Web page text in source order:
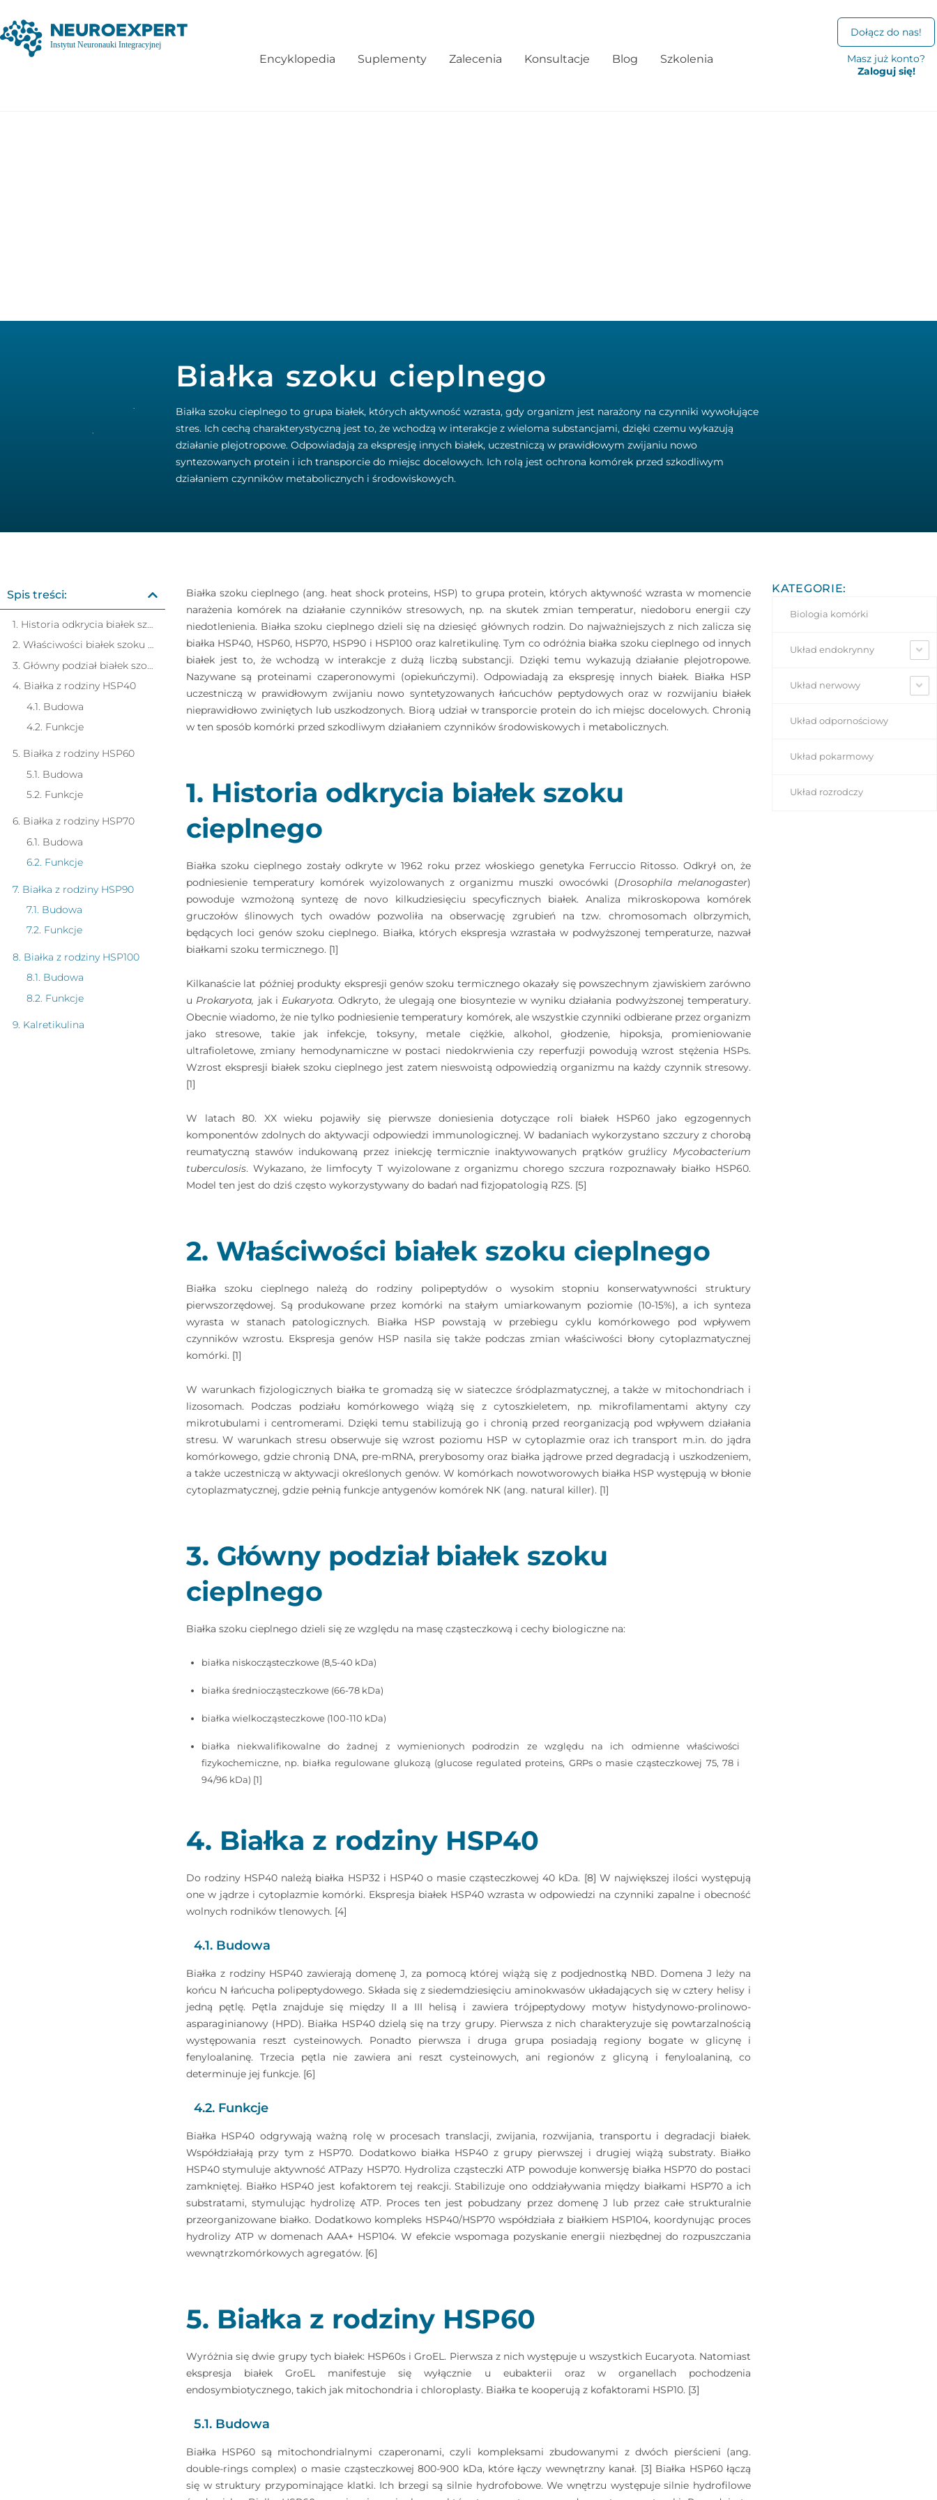
Encyklopedia Suplementy Zalecenia Konsultacje Blog Szkolenia
Dołącz do nas!
Masz już konto?
Zaloguj się!
Białka szoku cieplnego
Białka szoku cieplnego to grupa białek, których aktywność wzrasta, gdy organizm jest narażony na czynniki wywołujące
stres. Ich cechą charakterystyczną jest to, że wchodzą w interakcje z wieloma substancjami, dzięki czemu wykazują
działanie plejotropowe. Odpowiadają za ekspresję innych białek, uczestniczą w prawidłowym zwijaniu nowo
syntezowanych protein i ich transporcie do miejsc docelowych. Ich rolą jest ochrona komórek przed szkodliwym
działaniem czynników metabolicznych i środowiskowych.
Spis treści:
1. Historia odkrycia białek szoku cieplnego
2. Właściwości białek szoku cieplnego
3. Główny podział białek szoku cieplnego
4. Białka z rodziny HSP40
4.1. Budowa
4.2. Funkcje
5. Białka z rodziny HSP60
5.1. Budowa
5.2. Funkcje
6. Białka z rodziny HSP70
6.1. Budowa
6.2. Funkcje
7. Białka z rodziny HSP90
7.1. Budowa
7.2. Funkcje
8. Białka z rodziny HSP100
8.1. Budowa
8.2. Funkcje
9. Kalretikulina
Białka szoku cieplnego (ang. heat shock proteins, HSP) to grupa protein, których aktywność wzrasta w momencie
narażenia komórek na działanie czynników stresowych, np. na skutek zmian temperatur, niedoboru energii czy
niedotlenienia. Białka szoku cieplnego dzieli się na dziesięć głównych rodzin. Do najważniejszych z nich zalicza się
białka HSP40, HSP60, HSP70, HSP90 i HSP100 oraz kalretikulinę. Tym co odróżnia białka szoku cieplnego od innych
białek jest to, że wchodzą w interakcje z dużą liczbą substancji. Dzięki temu wykazują działanie plejotropowe.
Nazywane są proteinami czaperonowymi (opiekuńczymi). Odpowiadają za ekspresję innych białek. Białka HSP
uczestniczą w prawidłowym zwijaniu nowo syntetyzowanych łańcuchów peptydowych oraz w rozwijaniu białek
nieprawidłowo zwiniętych lub uszkodzonych. Biorą udział w transporcie protein do ich miejsc docelowych. Chronią
w ten sposób komórki przed szkodliwym działaniem czynników środowiskowych i metabolicznych.
1. Historia odkrycia białek szoku
cieplnego
Białka szoku cieplnego zostały odkryte w 1962 roku przez włoskiego genetyka Ferruccio Ritosso. Odkrył on, że
podniesienie temperatury komórek wyizolowanych z organizmu muszki owocówki (Drosophila melanogaster)
powoduje wzmożoną syntezę de novo kilkudziesięciu specyficznych białek. Analiza mikroskopowa komórek
gruczołów ślinowych tych owadów pozwoliła na obserwację zgrubień na tzw. chromosomach olbrzymich,
będących loci genów szoku cieplnego. Białka, których ekspresja wzrastała w podwyższonej temperaturze, nazwał
białkami szoku termicznego. [1]
Kilkanaście lat później produkty ekspresji genów szoku termicznego okazały się powszechnym zjawiskiem zarówno
u Prokaryota, jak i Eukaryota. Odkryto, że ulegają one biosyntezie w wyniku działania podwyższonej temperatury.
Obecnie wiadomo, że nie tylko podniesienie temperatury komórek, ale wszystkie czynniki odbierane przez organizm
jako stresowe, takie jak infekcje, toksyny, metale ciężkie, alkohol, głodzenie, hipoksja, promieniowanie
ultrafioletowe, zmiany hemodynamiczne w postaci niedokrwienia czy reperfuzji powodują wzrost stężenia HSPs.
Wzrost ekspresji białek szoku cieplnego jest zatem nieswoistą odpowiedzią organizmu na każdy czynnik stresowy.
[1]
W latach 80. XX wieku pojawiły się pierwsze doniesienia dotyczące roli białek HSP60 jako egzogennych
komponentów zdolnych do aktywacji odpowiedzi immunologicznej. W badaniach wykorzystano szczury z chorobą
reumatyczną stawów indukowaną przez iniekcję termicznie inaktywowanych prątków gruźlicy Mycobacterium
tuberculosis. Wykazano, że limfocyty T wyizolowane z organizmu chorego szczura rozpoznawały białko HSP60.
Model ten jest do dziś często wykorzystywany do badań nad fizjopatologią RZS. [5]
2. Właściwości białek szoku cieplnego
Białka szoku cieplnego należą do rodziny polipeptydów o wysokim stopniu konserwatywności struktury
pierwszorzędowej. Są produkowane przez komórki na stałym umiarkowanym poziomie (10-15%), a ich synteza
wyrasta w stanach patologicznych. Białka HSP powstają w przebiegu cyklu komórkowego pod wpływem
czynników wzrostu. Ekspresja genów HSP nasila się także podczas zmian właściwości błony cytoplazmatycznej
komórki. [1]
W warunkach fizjologicznych białka te gromadzą się w siateczce śródplazmatycznej, a także w mitochondriach i
lizosomach. Podczas podziału komórkowego wiążą się z cytoszkieletem, np. mikrofilamentami aktyny czy
mikrotubulami i centromerami. Dzięki temu stabilizują go i chronią przed reorganizacją pod wpływem działania
stresu. W warunkach stresu obserwuje się wzrost poziomu HSP w cytoplazmie oraz ich transport m.in. do jądra
komórkowego, gdzie chronią DNA, pre-mRNA, prerybosomy oraz białka jądrowe przed degradacją i uszkodzeniem,
a także uczestniczą w aktywacji określonych genów. W komórkach nowotworowych białka HSP występują w błonie
cytoplazmatycznej, gdzie pełnią funkcje antygenów komórek NK (ang. natural killer). [1]
3. Główny podział białek szoku
cieplnego
Białka szoku cieplnego dzieli się ze względu na masę cząsteczkową i cechy biologiczne na:
białka niskocząsteczkowe (8,5-40 kDa)
białka średniocząsteczkowe (66-78 kDa)
białka wielkocząsteczkowe (100-110 kDa)
białka niekwalifikowalne do żadnej z wymienionych podrodzin ze względu na ich odmienne właściwości
fizykochemiczne, np. białka regulowane glukozą (glucose regulated proteins, GRPs o masie cząsteczkowej 75, 78 i
94/96 kDa) [1]
4. Białka z rodziny HSP40
Do rodziny HSP40 należą białka HSP32 i HSP40 o masie cząsteczkowej 40 kDa. [8] W największej ilości występują
one w jądrze i cytoplazmie komórki. Ekspresja białek HSP40 wzrasta w odpowiedzi na czynniki zapalne i obecność
wolnych rodników tlenowych. [4]
4.1. Budowa
Białka z rodziny HSP40 zawierają domenę J, za pomocą której wiążą się z podjednostką NBD. Domena J leży na
końcu N łańcucha polipeptydowego. Składa się z siedemdziesięciu aminokwasów układających się w cztery helisy i
jedną pętlę. Pętla znajduje się między II a III helisą i zawiera trójpeptydowy motyw histydynowo-prolinowo-
asparaginianowy (HPD). Białka HSP40 dzielą się na trzy grupy. Pierwsza z nich charakteryzuje się powtarzalnością
występowania reszt cysteinowych. Ponadto pierwsza i druga grupa posiadają regiony bogate w glicynę i
fenyloalaninę. Trzecia pętla nie zawiera ani reszt cysteinowych, ani regionów z glicyną i fenyloalaniną, co
determinuje jej funkcje. [6]
4.2. Funkcje
Białka HSP40 odgrywają ważną rolę w procesach translacji, zwijania, rozwijania, transportu i degradacji białek.
Współdziałają przy tym z HSP70. Dodatkowo białka HSP40 z grupy pierwszej i drugiej wiążą substraty. Białko
HSP40 stymuluje aktywność ATPazy HSP70. Hydroliza cząsteczki ATP powoduje konwersję białka HSP70 do postaci
zamkniętej. Białko HSP40 jest kofaktorem tej reakcji. Stabilizuje ono oddziaływania między białkami HSP70 a ich
substratami, stymulując hydrolizę ATP. Proces ten jest pobudzany przez domenę J lub przez całe strukturalnie
przeorganizowane białko. Dodatkowo kompleks HSP40/HSP70 współdziała z białkiem HSP104, koordynując proces
hydrolizy ATP w domenach AAA+ HSP104. W efekcie wspomaga pozyskanie energii niezbędnej do rozpuszczania
wewnątrzkomórkowych agregatów. [6]
5. Białka z rodziny HSP60
Wyróżnia się dwie grupy tych białek: HSP60s i GroEL. Pierwsza z nich występuje u wszystkich Eucaryota. Natomiast
ekspresja białek GroEL manifestuje się wyłącznie u eubakterii oraz w organellach pochodzenia
endosymbiotycznego, takich jak mitochondria i chloroplasty. Białka te kooperują z kofaktorami HSP10. [3]
5.1. Budowa
Białka HSP60 są mitochondrialnymi czaperonami, czyli kompleksami zbudowanymi z dwóch pierścieni (ang.
double-rings complex) o masie cząsteczkowej 800-900 kDa, które łączy wewnętrzny kanał. [3] Białka HSP60 łączą
się w struktury przypominające klatki. Ich brzegi są silnie hydrofobowe. We wnętrzu występuje silnie hydrofilowe
KATEGORIE:
Biologia komórki
Układ endokrynny
Układ nerwowy
Układ odpornościowy
Układ pokarmowy
Układ rozrodczy